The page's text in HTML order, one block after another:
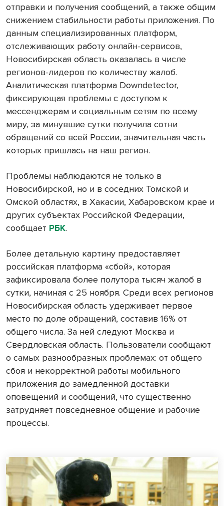
отправки и получения сообщений, а также общим
снижением стабильности работы приложения. По
данным специализированных платформ,
отслеживающих работу онлайн-сервисов,
Новосибирская область оказалась в числе
регионов-лидеров по количеству жалоб.
Аналитическая платформа Downdetector,
фиксирующая проблемы с доступом к
мессенджерам и социальным сетям по всему
миру, за минувшие сутки получила сотни
обращений со всей России, значительная часть
которых пришлась на наш регион.
Проблемы наблюдаются не только в
Новосибирской, но и в соседних Томской и
Омской областях, в Хакасии, Хабаровском крае и
других субъектах Российской Федерации,
сообщает РБК.
Более детальную картину предоставляет
российская платформа «сбой», которая
зафиксировала более полутора тысяч жалоб в
сутки, начиная с 25 ноября. Среди всех регионов
Новосибирская область удерживает первое
место по доле обращений, составив 16% от
общего числа. За ней следуют Москва и
Свердловская область. Пользователи сообщают
о самых разнообразных проблемах: от общего
сбоя и некорректной работы мобильного
приложения до замедленной доставки
оповещений и сообщений, что существенно
затрудняет повседневное общение и рабочие
процессы.